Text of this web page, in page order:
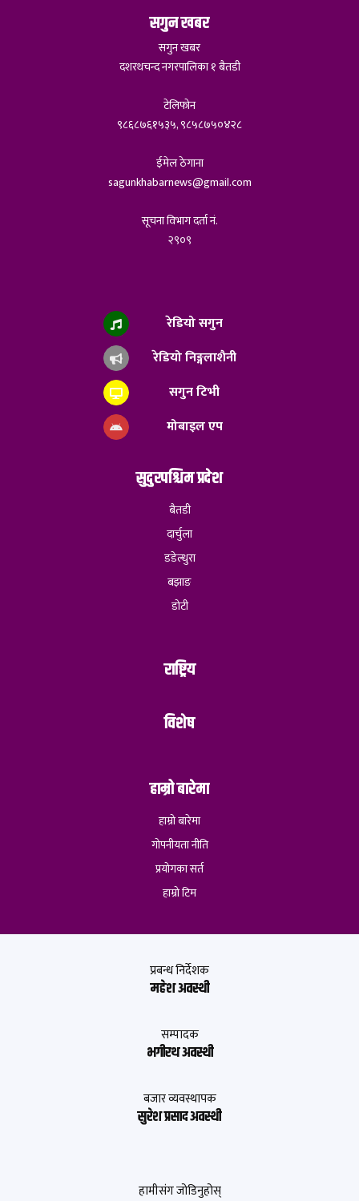
सगुन खबर
सगुन खबर
दशरथचन्द नगरपालिका १ बैतडी
टेलिफोन
९८६८७६१५३५, ९८५८७५०४२८
ईमेल ठेगाना
sagunkhabarnews@gmail.com
सूचना विभाग दर्ता नं.
२९०९
रेडियो सगुन
रेडियो निङ्गलाशैनी
सगुन टिभी
मोबाइल एप
सुदुरपश्चिम प्रदेश
बैतडी
दार्चुला
डडेल्धुरा
बझाङ
डोटी
राष्ट्रिय
विशेष
हाम्रो बारेमा
हाम्रो बारेमा
गोपनीयता नीति
प्रयोगका सर्त
हाम्रो टिम
प्रबन्ध निर्देशक
महेश अवस्थी
सम्पादक
भगीरथ अवस्थी
बजार व्यवस्थापक
सुरेश प्रसाद अवस्थी
हामीसंग जोडिनुहोस्